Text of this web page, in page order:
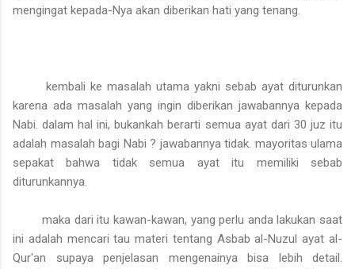
mengingat kepada-Nya akan diberikan hati yang tenang.
kembali ke masalah utama yakni sebab ayat diturunkan
karena ada masalah yang ingin diberikan jawabannya kepada
Nabi. dalam hal ini, bukankah berarti semua ayat dari 30 juz itu
adalah masalah bagi Nabi ? jawabannya tidak. mayoritas ulama
sepakat bahwa tidak semua ayat itu memiliki sebab
diturunkannya.
maka dari itu kawan-kawan, yang perlu anda lakukan saat
ini adalah mencari tau materi tentang Asbab al-Nuzul ayat al-
Qur'an supaya penjelasan mengenainya bisa lebih detail.